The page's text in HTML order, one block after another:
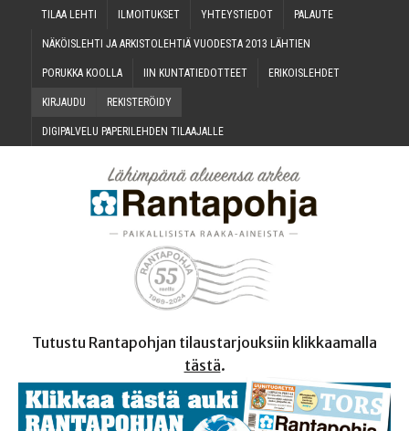
TILAA LEH­TI ILMOI­TUK­SET YHTEYS­TIE­DOT PALAU­TE
NÄKÖIS­LEH­TI JA ARKIS­TO­LEH­TIÄ VUO­DES­TA 2013 LÄHTIEN
PORUK­KA KOOLLA IIN KUN­TA­TIE­DOT­TEET ERI­KOIS­LEH­DET
KIR­JAU­DU REKIS­TE­RÖI­DY
DIGI­PAL­VE­LU PAPE­RI­LEH­DEN TILAAJALLE
Tutustu Rantapohjan tilaustarjouksiin klikkaamalla
tästä.